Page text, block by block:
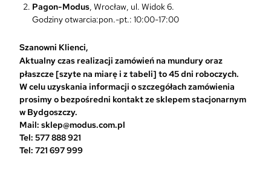
Pagon-Modus , Wrocław, ul. Widok 6.
Godziny otwarcia:pon.-pt.: 10:00-17:00
Szanowni Klienci,
Aktualny czas realizacji zamówień na mundury oraz
płaszcze [szyte na miarę i z tabeli] to 45 dni roboczych.
W celu uzyskania informacji o szczegółach zamówienia
prosimy o bezpośredni kontakt ze sklepem stacjonarnym
w Bydgoszczy.
Mail: sklep@modus.com.pl
Tel: 577 888 921
Tel: 721 697 999